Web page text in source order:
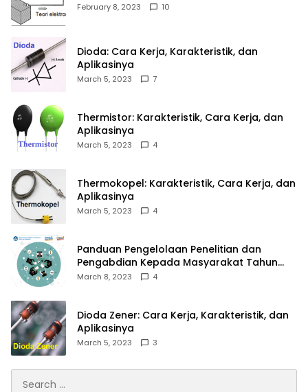
February 8, 2023 10
Dioda: Cara Kerja, Karakteristik, dan
Aplikasinya
March 5, 2023 7
Thermistor: Karakteristik, Cara Kerja, dan
Aplikasinya
March 5, 2023 4
Thermokopel: Karakteristik, Cara Kerja, dan
Aplikasinya
March 5, 2023 4
Panduan Pengelolaan Penelitian dan
Pengabdian Kepada Masyarakat Tahun
2023
March 8, 2023 4
Dioda Zener: Cara Kerja, Karakteristik, dan
Aplikasinya
March 5, 2023 3